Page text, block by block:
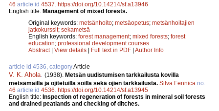
46 article id 4537 https://doi.org/10.14214/sf.a13946
English title: Management of mixed forests.
Original keywords: metsänhoito; metsäopetus; metsänhoitajien
jatkokurssit; sekametsä
English keywords: forest management; mixed forests; forest
education; professional development courses
Abstract| View details | Full text in PDF | Author Info
article id 4536, categoryArticle
V. K. Ahola (1938). Metsän uudistumisen tarkkailusta kovilla
metsämailla ja ojitetuilla soilla sekä ojien tarkkailusta. Silva Fennica no.
46 article id 4536 https://doi.org/10.14214/sf.a13945
English title: Inspection of regeneration of forests in mineral soil forests
and drained peatlands and checking of ditches.